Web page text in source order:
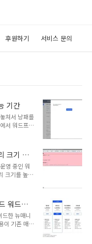
후원하기 서비스 문의
기간
쳐서 낭패를
서 워드프레
이 와서 몇
경우 백업
에서 도메
습니다. 사
전에 만료된
경우 2개월
됩니다.📍
크기 설
영 중인 워
크기를 높이
러그인을
그인을 사
가 삭제되
Hestia
초기화 작업
생성하여
워드프
한 뉴매니
이 기존 매니
량과 트래